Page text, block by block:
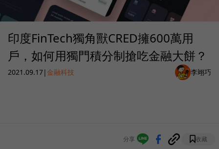
印度FinTech獨角獸CRED擁600萬用
戶，如何用獨門積分制搶吃金融大餅？
2021.09.17|金融科技 李翊巧
分享 收藏